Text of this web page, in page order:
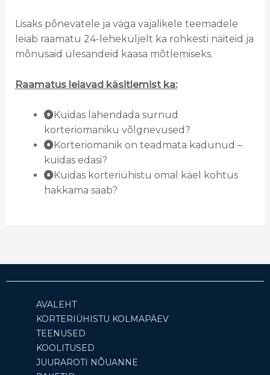
Lisaks põnevatele ja väga vajalikele teemadele
leiab raamatu 24-leheküljelt ka rohkesti näiteid ja
mõnusaid ülesandeid kaasa mõtlemiseks.
Raamatus leiavad käsitlemist ka:
Kuidas lahendada surnud
korteriomaniku võlgnevused?
Korteriomanik on teadmata kadunud –
kuidas edasi?
Kuidas korteriühistu omal käel kohtus
hakkama saab?
AVALEHT
KORTERIÜHISTU KOLMAPÄEV
TEENUSED
KOOLITUSED
JUURAROTI NÕUANNE